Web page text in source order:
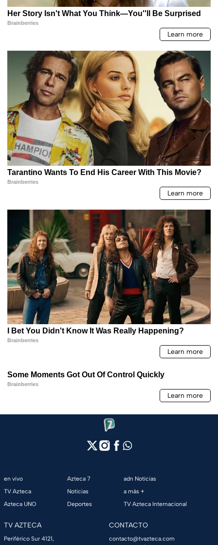
en vivo
TV Azteca
Azteca UNO
Azteca 7
Noticias
Deportes
adn Noticias
a más +
TV Azteca Internacional
TV AZTECA
Periférico Sur 4121,
CONTACTO
contacto@tvazteca.com